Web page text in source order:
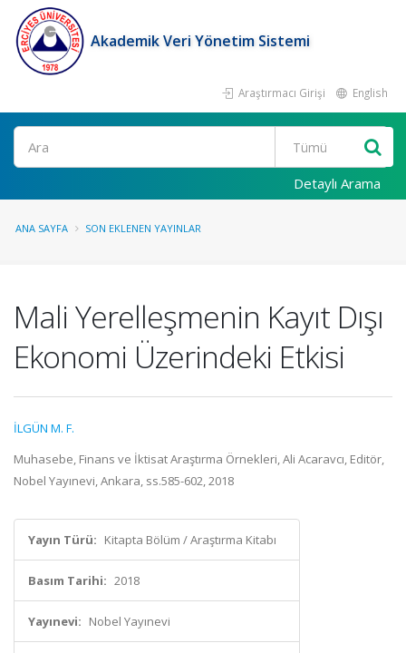
Akademik Veri Yönetim Sistemi
Araştırmacı Girişi English
Ara
Detaylı Arama
ANA SAYFA SON EKLENEN YAYINLAR
Mali Yerelleşmenin Kayıt Dışı
Ekonomi Üzerindeki Etkisi
İLGÜN M. F.
Muhasebe, Finans ve İktisat Araştırma Örnekleri, Ali Acaravcı, Editör,
Nobel Yayınevi, Ankara, ss.585-602, 2018
Yayın Türü: Kitapta Bölüm / Araştırma Kitabı
Basım Tarihi: 2018
Yayınevi: Nobel Yayınevi